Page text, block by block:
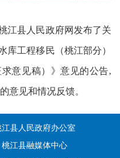
县人民政府网发布了关
库工程移民（桃江部分）
意见稿）》意见的公告,
意见和情况反馈。
县人民政府办公室
江县融媒体中心